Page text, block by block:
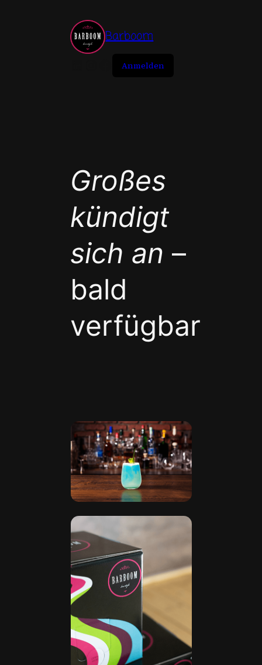
Barboom
LinkedIn
Instagram
Facebook
Anmelden
Großes
kündigt
sich an –
bald
verfügbar